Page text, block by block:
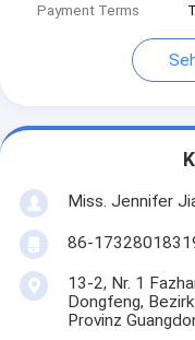
Payment Terms
Miss. Jennifer
86-
13-2, Nr. 1
Dongfeng,
Provinz